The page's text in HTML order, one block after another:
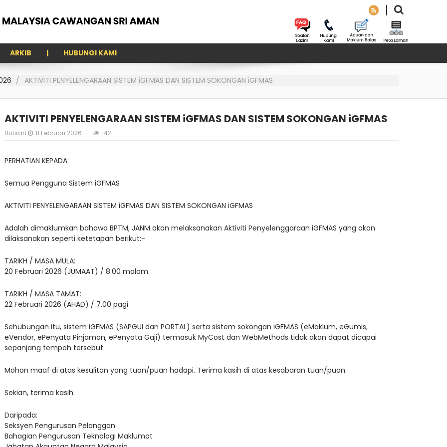
ARKIB HUBUNGI KAMI
AKTIVITI PENYELENGARAAN SISTEM iGFMAS DAN SISTEM SOKONGAN iGFMAS
AKTIVITI PENYELENGARAAN SISTEM iGFMAS DAN SISTEM SOKONGAN iGFMAS
Butiran 11 Februari 2026 142
PERHATIAN KEPADA:
Semua Pengguna Sistem iGFMAS
AKTIVITI PENYELENGARAAN SISTEM iGFMAS DAN SISTEM SOKONGAN iGFMAS
Adalah dimaklumkan bahawa BPTM, JANM akan melaksanakan Aktiviti Penyelenggaraan iGFMAS yang akan
dilaksanakan seperti ketetapan berikut:-
TARIKH / MASA MULA:
20 Februari 2026 (JUMAAT) / 8.00 malam
TARIKH / MASA TAMAT:
22 Februari 2026 (AHAD) / 7.00 pagi
Sehubungan itu, sistem iGFMAS (SAPGUI dan PORTAL) serta sistem sokongan iGFMAS (eMaklum, eGumis,
eVendor, ePenyata Pinjaman, ePenyata Gaji) termasuk MyCost dan WebMethods tidak akan dapat dicapai
sepanjang tempoh tersebut.
Mohon maaf di atas kesulitan yang tuan/puan hadapi. Terima kasih di atas kesabaran tuan/puan.
Sekian, terima kasih.
Daripada:
Seksyen Pengurusan Pelanggan
Bahagian Pengurusan Teknologi Maklumat